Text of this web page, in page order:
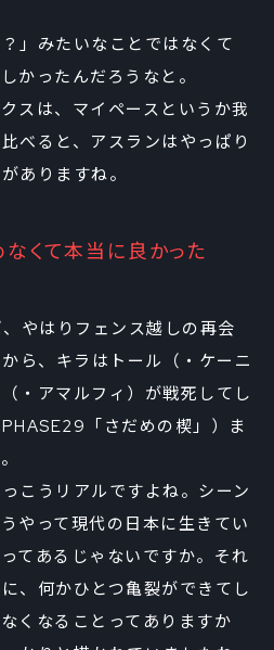
」みたいなことではなくて
かったんだろうなと。
スは、マイペースというか我
べると、アスランはやっぱり
ありますね。
くて本当に良かった
、やはりフェンス越しの再会
ら、キラはトール（・ケーニ
・アマルフィ）が戦死してし
「さだめの楔」）ま
こうリアルですよね。シーン
やって現代の日本に生きてい
てあるじゃないですか。それ
、何かひとつ亀裂ができてし
くなることってありますか